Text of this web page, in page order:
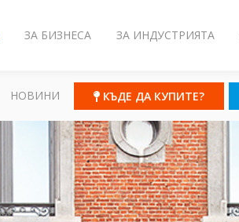
ЗА БИЗНЕСА ЗА ИНДУСТРИЯТА
НОВИНИ КЪДЕ ДА КУПИТЕ?